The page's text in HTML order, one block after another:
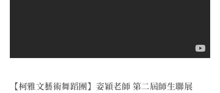
【柯雅文藝術舞蹈團】姿穎老師 第二屆師生聯展